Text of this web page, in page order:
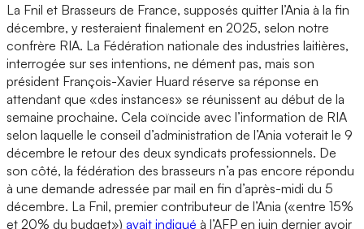
La Fnil et Brasseurs de France, supposés quitter l’Ania à la fin
décembre, y resteraient finalement en 2025, selon notre
confrère RIA. La Fédération nationale des industries laitières,
interrogée sur ses intentions, ne dément pas, mais son
président François-Xavier Huard réserve sa réponse en
attendant que «des instances» se réunissent au début de la
semaine prochaine. Cela coïncide avec l’information de RIA
selon laquelle le conseil d’administration de l’Ania voterait le 9
décembre le retour des deux syndicats professionnels. De
son côté, la fédération des brasseurs n’a pas encore répondu
à une demande adressée par mail en fin d’après-midi du 5
décembre. La Fnil, premier contributeur de l’Ania («entre 15%
et 20% du budget») avait indiqué à l’AFP en juin dernier avoir